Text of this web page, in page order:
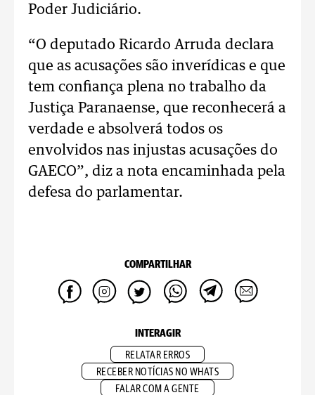
Poder Judiciário.
“O deputado Ricardo Arruda declara
que as acusações são inverídicas e que
tem confiança plena no trabalho da
Justiça Paranaense, que reconhecerá a
verdade e absolverá todos os
envolvidos nas injustas acusações do
GAECO”, diz a nota encaminhada pela
defesa do parlamentar.
COMPARTILHAR
INTERAGIR
RELATAR ERROS
RECEBER NOTÍCIAS NO WHATS
FALAR COM A GENTE